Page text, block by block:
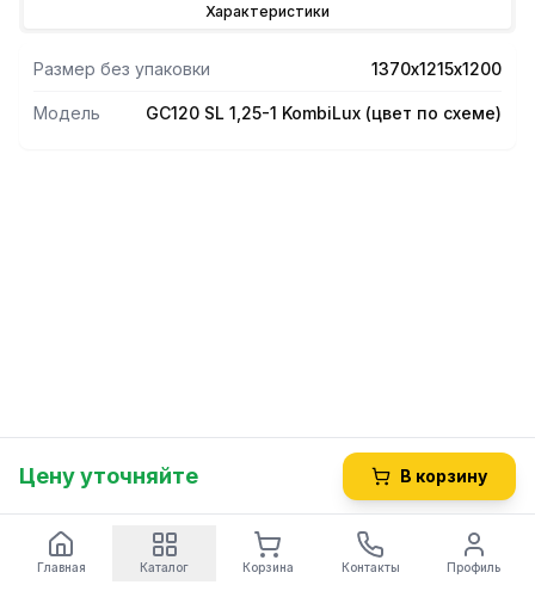
Характеристики
Размер без упаковки 1370х1215х1200
Модель GС120 SL 1,25-1 KombiLux (цвет по схеме)
Цену уточняйте В корзину
Главная Каталог Корзина Контакты Профиль